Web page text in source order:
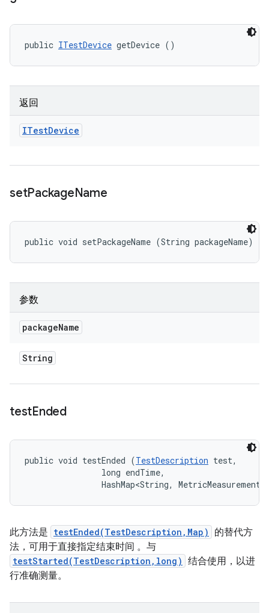
public ITestDevice getDevice ()
返回
ITestDevice
setPackageName
public void setPackageName (String packageName)
参数
packageName
String
testEnded
public void testEnded (TestDescription test,
                long endTime,
HashMap<String,
此方法是 testEnded(TestDescription,Map)
的替代方
法，可用于直接指定结束时间 。与
testStarted(TestDescription,long) 结合使用，以进
行准确测量。